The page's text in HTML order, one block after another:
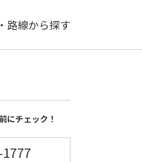
路線から探す
にチェック！